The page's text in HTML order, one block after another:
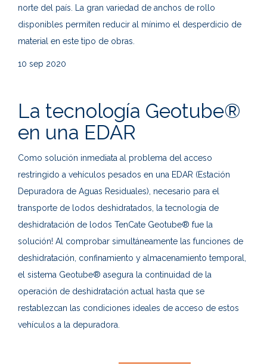
norte del país. La gran variedad de anchos de rollo
disponibles permiten reducir al mínimo el desperdicio de
material en este tipo de obras.
10 sep 2020
La tecnología Geotube®
en una EDAR
Como solución inmediata al problema del acceso
restringido a vehículos pesados en una EDAR (Estación
Depuradora de Aguas Residuales), necesario para el
transporte de lodos deshidratados, la tecnología de
deshidratación de lodos TenCate Geotube® fue la
solución! Al comprobar simultáneamente las funciones de
deshidratación, confinamiento y almacenamiento temporal,
el sistema Geotube® asegura la continuidad de la
operación de deshidratación actual hasta que se
restablezcan las condiciones ideales de acceso de estos
vehículos a la depuradora.